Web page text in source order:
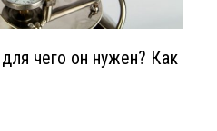
чего он нужен? Как